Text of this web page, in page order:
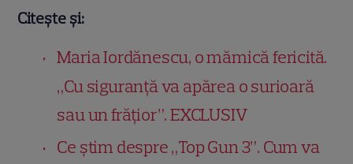
Citește și:
Maria Iordănescu, o mămică fericită.
„Cu siguranță va apărea o surioară
sau un frățior”. EXCLUSIV
Ce știm despre „Top Gun 3”. Cum va